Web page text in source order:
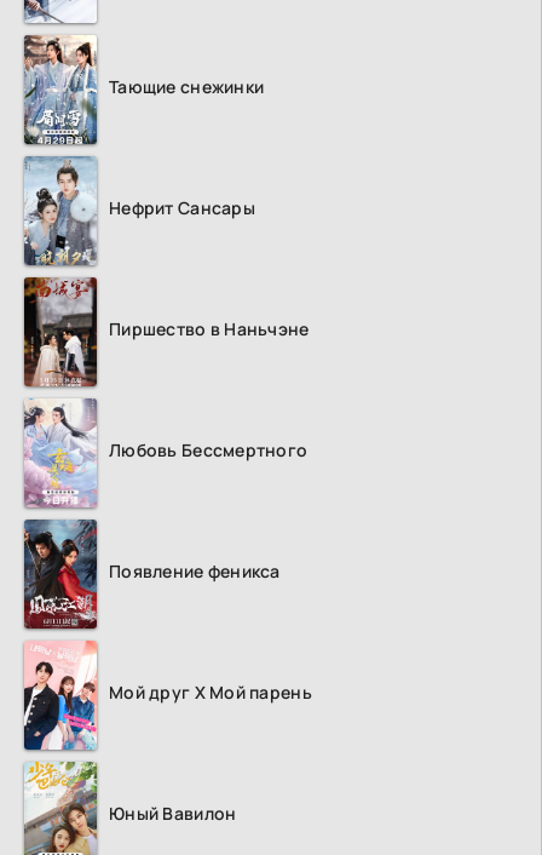
Тающие снежинки
Нефрит Сансары
Пиршество в Наньчэне
Любовь Бессмертного
Появление феникса
Мой друг Х Мой парень
Юный Вавилон